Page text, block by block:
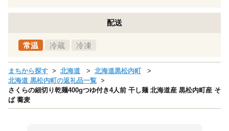
配送
常温 冷蔵 冷凍
まちから探す 北海道
北海道黒松内町
北海道 黒松内町の返礼品一覧
さくらの細切り乾麺400gつゆ付き4人前 干し麺 北海道産 黒松内町産 そ
ば 蕎麦